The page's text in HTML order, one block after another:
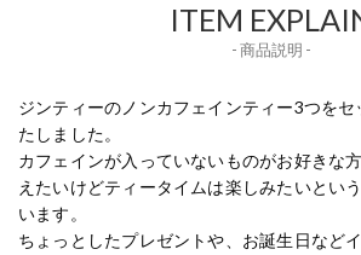
ITEM
- 商品説明 -
ジンティーのノンカフェインティー3つを
たしました。
カフェインが入っていないものがお好きな
えたいけどティータイムは楽しみたいとい
います。
ちょっとしたプレゼントや、お誕生日など